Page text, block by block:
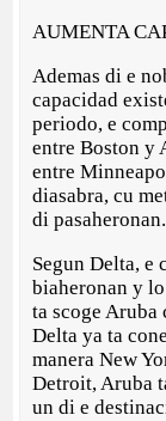
AUMENTA
Ademas di e
capacidad
periodo, e
entre Boston y
entre
diasabra, cu
di pasaheronan.
Segun Delta,
biaheronan y
ta scoge
Delta ya ta
manera New
Detroit, Aruba
un di e